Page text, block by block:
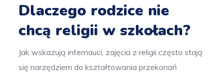
Dlaczego rodzice nie
chcą religii w szkołach?
Jak wskazują internauci, zajęcia z religii często stają
się narzędziem do kształtowania przekonań